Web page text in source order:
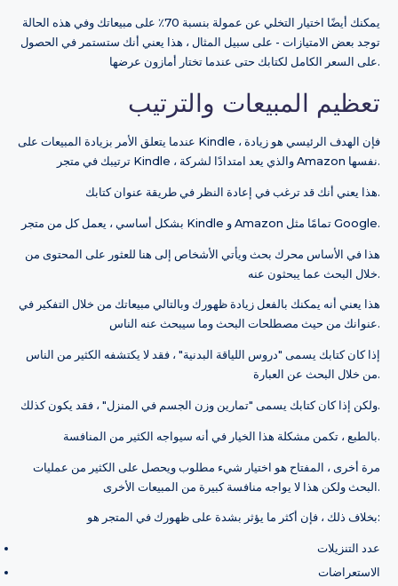
يمكنك أيضًا اختيار التخلي عن عمولة بنسبة 70٪ على مبيعاتك وفي هذه الحالة
توجد بعض الامتيازات - على سبيل المثال ، هذا يعني أنك ستستمر في الحصول
على السعر الكامل لكتابك حتى عندما تختار أمازون عرضها.
تعظيم المبيعات والترتيب
عندما يتعلق الأمر بزيادة المبيعات على Kindle ، فإن الهدف الرئيسي هو زيادة
ترتيبك في متجر Kindle ، والذي يعد امتدادًا لشركة Amazon نفسها.
هذا يعني أنك قد ترغب في إعادة النظر في طريقة عنوان كتابك.
بشكل أساسي ، يعمل كل من متجر Kindle و Amazon تمامًا مثل Google.
هذا في الأساس محرك بحث ويأتي الأشخاص إلى هنا للعثور على المحتوى من
خلال البحث عما يبحثون عنه.
هذا يعني أنه يمكنك بالفعل زيادة ظهورك وبالتالي مبيعاتك من خلال التفكير في
عنوانك من حيث مصطلحات البحث وما سيبحث عنه الناس.
إذا كان كتابك يسمى "دروس اللياقة البدنية" ، فقد لا يكتشفه الكثير من الناس
من خلال البحث عن العبارة.
ولكن إذا كان كتابك يسمى "تمارين وزن الجسم في المنزل" ، فقد يكون كذلك.
بالطبع ، تكمن مشكلة هذا الخيار في أنه سيواجه الكثير من المنافسة.
مرة أخرى ، المفتاح هو اختيار شيء مطلوب ويحصل على الكثير من عمليات
البحث ولكن هذا لا يواجه منافسة كبيرة من المبيعات الأخرى.
بخلاف ذلك ، فإن أكثر ما يؤثر بشدة على ظهورك في المتجر هو:
عدد التنزيلات
الاستعراضات